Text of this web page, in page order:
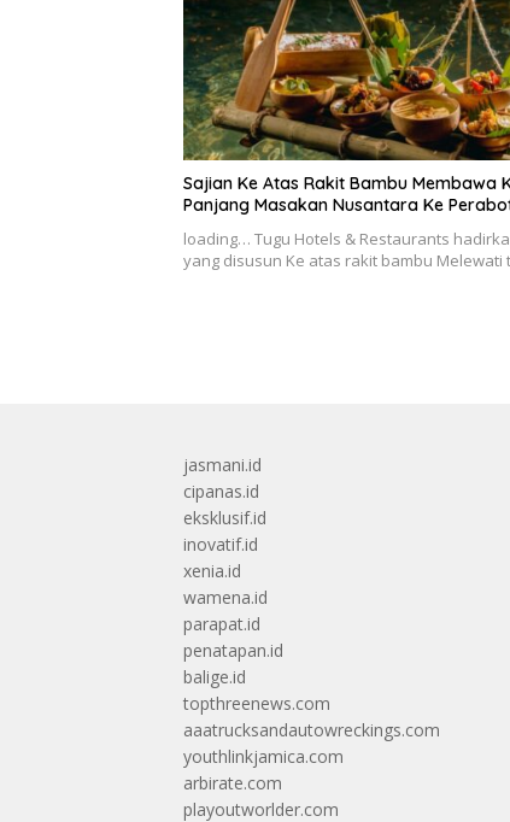
Sajian Ke Atas Rakit Bambu Membawa
Panjang Masakan Nusantara Ke
loading… Tugu Hotels & Restaurants
yang disusun Ke atas rakit bambu Melewati
jasmani.id
cipanas.id
eksklusif.id
inovatif.id
xenia.id
wamena.id
parapat.id
penatapan.id
balige.id
topthreenews.com
aaatrucksandautowreckings.com
youthlinkjamica.com
arbirate.com
playoutworlder.com